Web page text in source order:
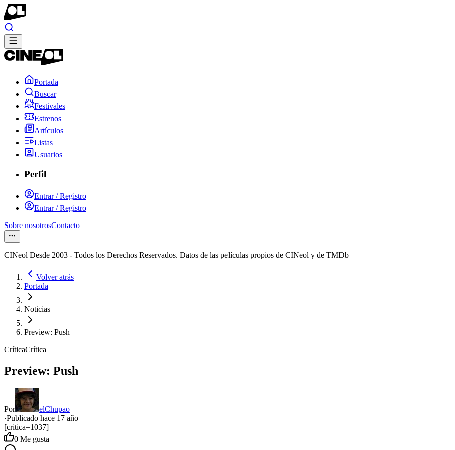
Portada
Buscar
Festivales
Estrenos
Artículos
Listas
Usuarios
Perfil
Entrar / Registro
Entrar / Registro
Sobre nosotrosContacto
CINeol Desde 2003 - Todos los Derechos Reservados. Datos de las películas propios de CINeol y de TMDb
Volver atrás
Portada
Noticias
Preview: Push
CríticaCrítica
Preview: Push
Por
elChupao
·Publicado hace 17 año
[critica=1037]
0 Me gusta